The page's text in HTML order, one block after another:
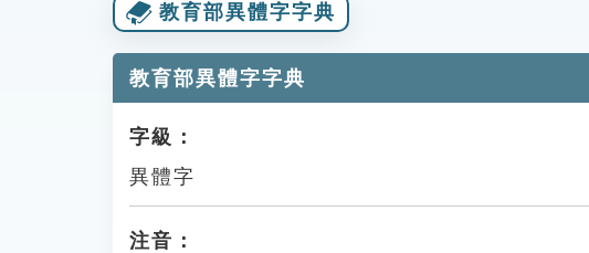
教育部異體字字典
教育部異體字字典
字級：
異體字
注音：